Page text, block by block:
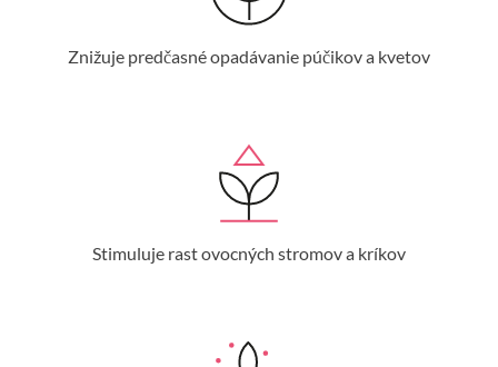
Znižuje predčasné opadávanie púčikov a kvetov
Stimuluje rast ovocných stromov a kríkov